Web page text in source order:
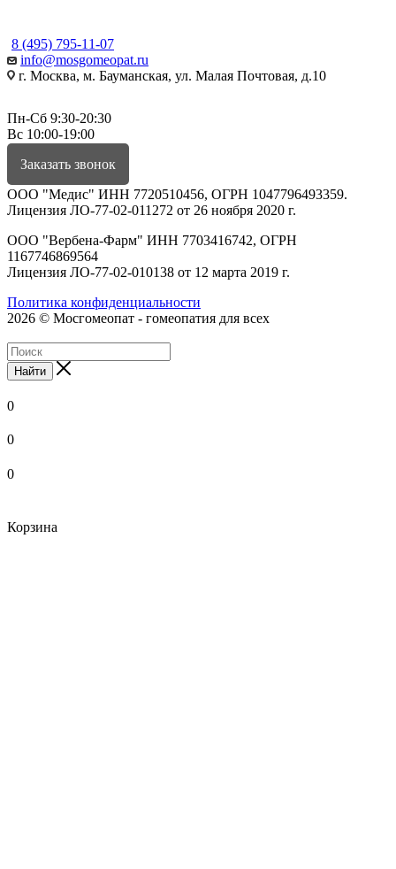
8 (495) 795-11-07
info@mosgomeopat.ru
г. Москва, м. Бауманская, ул. Малая Почтовая, д.10
Пн-Сб 9:30-20:30
Вс 10:00-19:00
Заказать звонок
ООО "Медис" ИНН 7720510456, ОГРН 1047796493359.
Лицензия ЛО-77-02-011272 от 26 ноября 2020 г.
ООО "Вербена-Фарм" ИНН 7703416742, ОГРН
1167746869564
Лицензия ЛО-77-02-010138 от 12 марта 2019 г.
Политика конфиденциальности
2026 © Мосгомеопат - гомеопатия для всех
Найти
0
0
0
Корзина